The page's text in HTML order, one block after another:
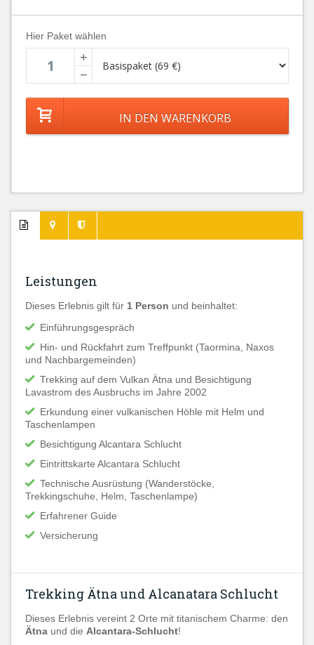
Hier Paket wählen
+
−
Leistungen
Dieses Erlebnis gilt für 1 Person und beinhaltet:
Einführungsgespräch
Hin- und Rückfahrt zum Treffpunkt (Taormina, Naxos
und Nachbargemeinden)
Trekking auf dem Vulkan Ätna und Besichtigung
Lavastrom des Ausbruchs im Jahre 2002
Erkundung einer vulkanischen Höhle mit Helm und
Taschenlampen
Besichtigung Alcantara Schlucht
Eintrittskarte Alcantara Schlucht
Technische Ausrüstung (Wanderstöcke,
Trekkingschuhe, Helm, Taschenlampe)
Erfahrener Guide
Versicherung
Trekking Ätna und Alcanatara Schlucht
Dieses Erlebnis vereint 2 Orte mit titanischem Charme: den
Ätna und die Alcantara-Schlucht!